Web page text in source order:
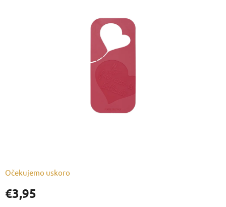
€3,95
Izmjeri
Očekujemo uskoro